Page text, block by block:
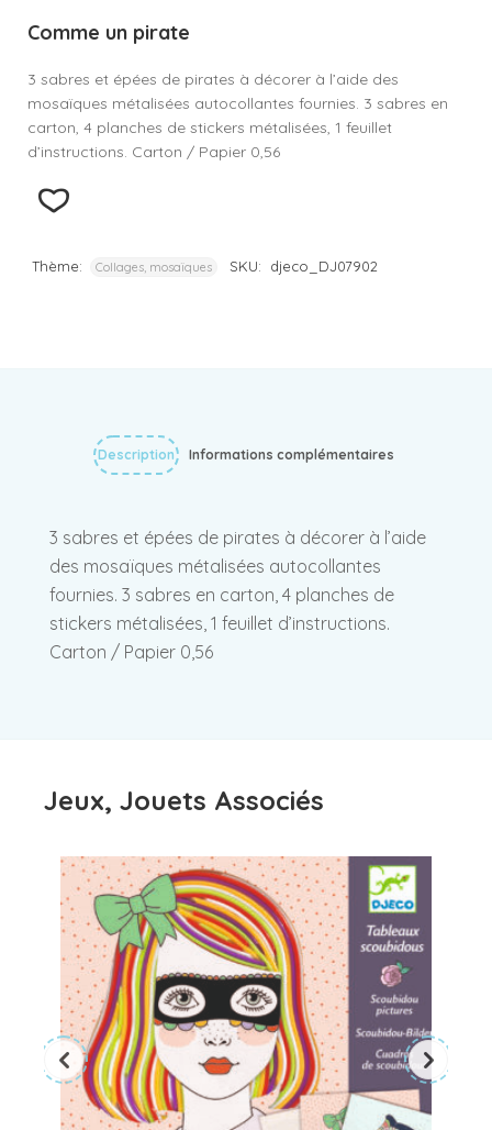
Comme un pirate
3 sabres et épées de pirates à décorer à l’aide des
mosaïques métalisées autocollantes fournies. 3 sabres en
carton, 4 planches de stickers métalisées, 1 feuillet
d’instructions. Carton / Papier 0,56
Thème: Collages, mosaïques SKU: djeco_DJ07902
Description Informations complémentaires
3 sabres et épées de pirates à décorer à l’aide
des mosaïques métalisées autocollantes
fournies. 3 sabres en carton, 4 planches de
stickers métalisées, 1 feuillet d’instructions.
Carton / Papier 0,56
Jeux, Jouets Associés